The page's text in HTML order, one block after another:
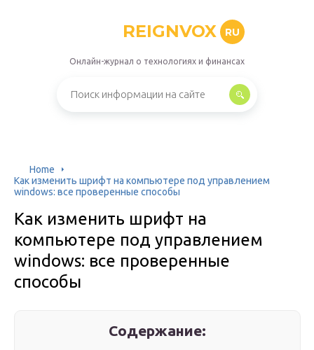
REIGNVOX RU
Онлайн-журнал о технологиях и финансах
Home
Как изменить шрифт на компьютере под управлением
windows: все проверенные способы
Как изменить шрифт на
компьютере под управлением
windows: все проверенные
способы
Содержание: